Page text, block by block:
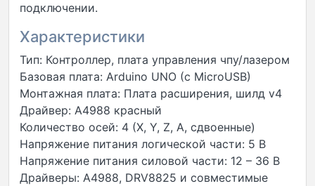
подключении.
Характеристики
Тип: Контроллер, плата управления чпу/лазером
Базовая плата: Arduino UNO (с MicroUSB)
Монтажная плата: Плата расширения, шилд v4
Драйвер: А4988 красный
Количество осей: 4 (X, Y, Z, A, сдвоенные)
Напряжение питания логической части: 5 В
Напряжение питания силовой части: 12 – 36 В
Драйверы: A4988, DRV8825 и совместимые